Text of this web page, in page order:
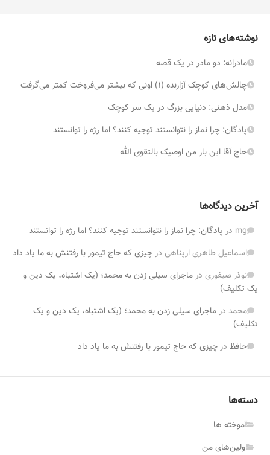
نوشته‌های تازه
مادرانه: دو مادر در یک قصه
چالش‌های کوچک آزارنده (۱) اونی که بیشتر می‌فروخت کمتر می‌گرفت
مدل ذهنی: دنیایی بزرگ در یک سر کوچک
پادگان: چرا نماز را نتوانستند توجیه کنند؟ اما رژه را توانستند
حاج آقا این بار من اوصیک بالتقوی الله
آخرین دیدگاه‌ها
mg در پادگان: چرا نماز را نتوانستند توجیه کنند؟ اما رژه را توانستند
اسماعیل طاهری ارپناهی درچیزی که حاج تیمور با رفتنش به ما یاد داد
نوذر صیفوری درماجرای سیلی زدن به محمد؛ (یک اشتباه، یک دین و
یک تکلیف)
محمد درماجرای سیلی زدن به محمد؛ (یک اشتباه، یک دین و یک
تکلیف)
حافظ‌ درچیزی که حاج تیمور با رفتنش به ما یاد داد
دسته‌ها
آموخته ها
اولین‌های من